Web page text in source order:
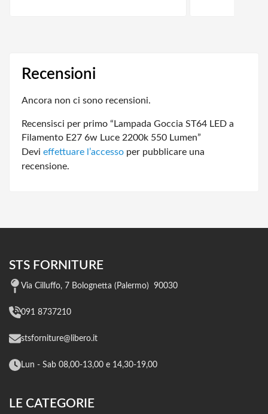
Recensioni
Ancora non ci sono recensioni.
Recensisci per primo “Lampada Goccia ST64 LED a
Filamento E27 6w Luce 2200k 550 Lumen”
Devi effettuare l’accesso per pubblicare una
recensione.
STS FORNITURE
Via Cilluffo, 7 Bolognetta (Palermo) 90030
091 8737210
stsforniture@libero.it
Lun - Sab 08,00-13,00 e 14,30-19,00
LE CATEGORIE